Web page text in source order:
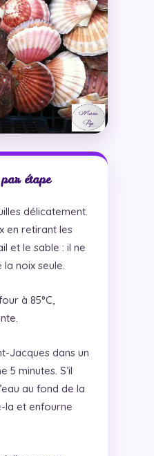
étape
délicatement.
en retirant les
et le sable : il ne
noix seule.
à 85°C,
Jacques dans un
5 minutes. S’il
au fond de la
la et enfourne